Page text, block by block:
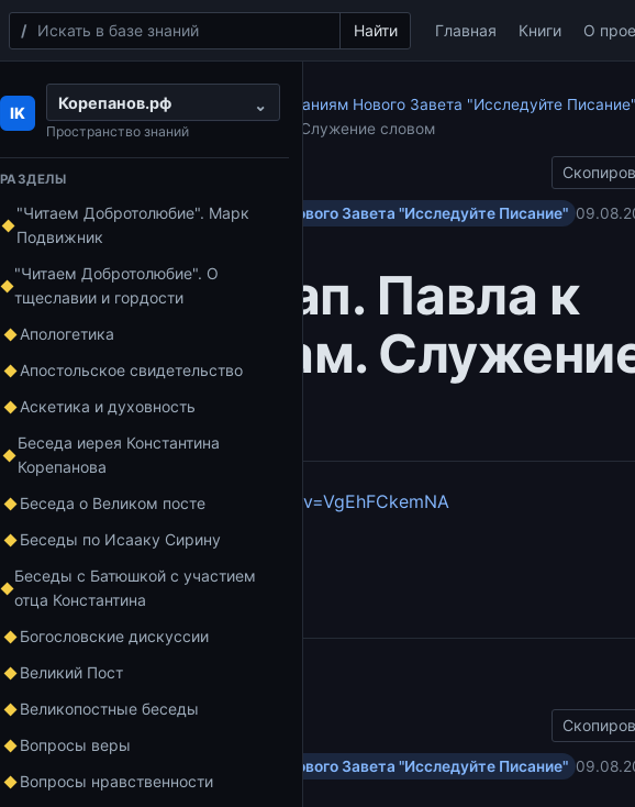
Поиск Найти Главная Книги О
IK
Корепанов.рф ⌄
Пространство знаний
РАЗДЕЛЫ
"Читаем Добротолюбие". Марк
Подвижник
"Читаем Добротолюбие". О
тщеславии и гордости
Апологетика
Апостольское свидетельство
Аскетика и духовность
Беседа иерея Константина
Корепанова
Беседа о Великом посте
Беседы по Исааку Сирину
Беседы с Батюшкой с участием
отца Константина
Богословские дискуссии
Великий Пост
Великопостные беседы
Вопросы веры
Вопросы нравственности
Главная
Курс по апостольским посланиям Нового Завета "Исследуйте Писание"
Послание ап. Павла к Коринфянам. Служение словом
Курс по апостольским посланиям Нового Завета "Исследуйте Писание"
1 мин чтения
Послание ап. Павла к
Коринфянам.
словом
https://www.youtube.com/watch?v=VgEhFCkemNA
Добавить в избранное
Главная Архивы
Курс по апостольским посланиям Нового Завета "Исследуйте Писание"
1 мин чтения